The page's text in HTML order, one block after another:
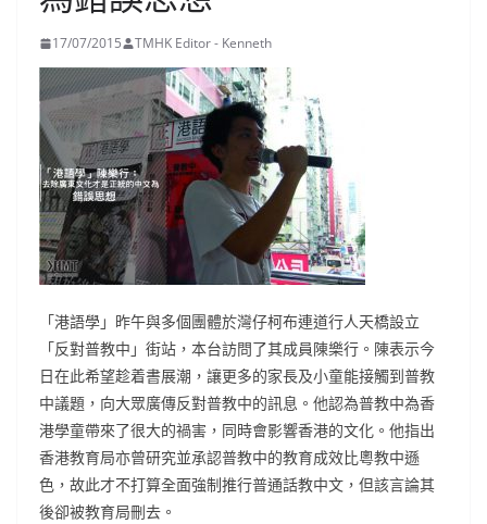
17/07/2015 TMHK Editor - Kenneth
「港語學」昨午與多個團體於灣仔柯布連道行人天橋設立
「反對普教中」街站，本台訪問了其成員陳樂行。陳表示今
日在此希望趁着書展潮，讓更多的家長及小童能接觸到普教
中議題，向大眾廣傳反對普教中的訊息。他認為普教中為香
港學童帶來了很大的禍害，同時會影響香港的文化。他指出
香港教育局亦曾研究並承認普教中的教育成效比粵教中遜
色，故此才不打算全面強制推行普通話教中文，但該言論其
後卻被教育局刪去。